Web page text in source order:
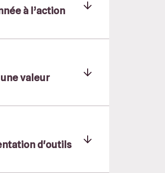
à l’action
une valeur
d'outils